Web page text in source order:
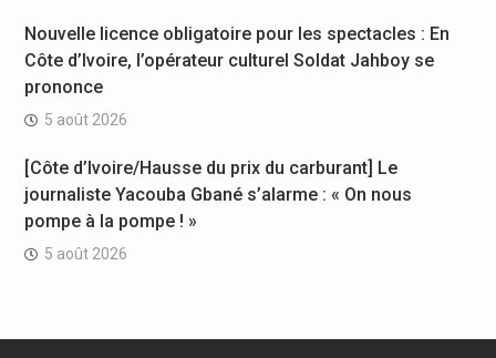
Nouvelle licence obligatoire pour les spectacles : En
Côte d’Ivoire, l’opérateur culturel Soldat Jahboy se
prononce
5 août 2026
[Côte d’Ivoire/Hausse du prix du carburant] Le
journaliste Yacouba Gbané s’alarme : « On nous
pompe à la pompe ! »
5 août 2026